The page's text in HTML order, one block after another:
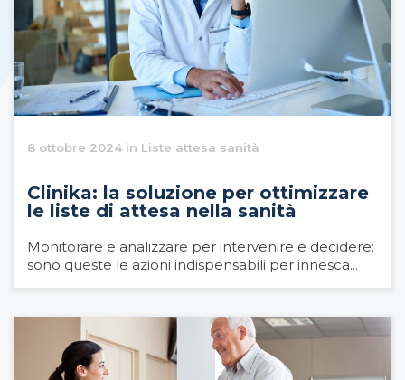
8 ottobre 2024 in Liste attesa sanità
Clinika: la soluzione per ottimizzare
le liste di attesa nella sanità
Monitorare e analizzare per intervenire e decidere:
sono queste le azioni indispensabili per innesca...